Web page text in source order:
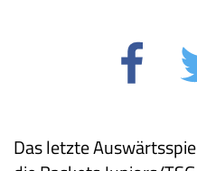
Das letzte